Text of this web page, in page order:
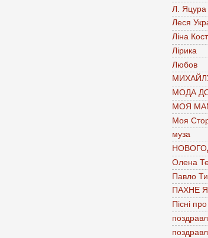
Л. Яцура
Леся
Ліна
Лірика
Любов
МОДА
МОЯ
Моя
муза
Олена
Павло
ПАХНЕ
Пісні